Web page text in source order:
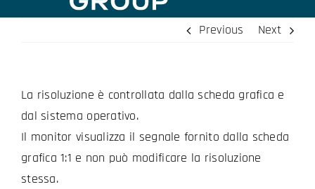
SOLUZIONI
VIRTUALMENTE SU
L’AZIENDA
Previous Next
La risoluzione è controllata dalla scheda grafica e
dal sistema operativo.
Il monitor visualizza il segnale fornito dalla scheda
grafica 1:1 e non può modificare la risoluzione
stessa.